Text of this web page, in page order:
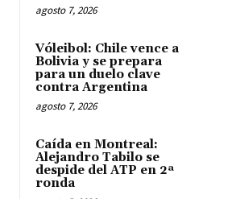
agosto 7, 2026
Vóleibol: Chile vence a
Bolivia y se prepara
para un duelo clave
contra Argentina
agosto 7, 2026
Caída en Montreal:
Alejandro Tabilo se
despide del ATP en 2ª
ronda